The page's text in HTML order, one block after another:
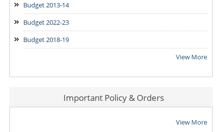
Budget 2013-14
Budget 2022-23
Budget 2018-19
View More
Important Policy & Orders
View More